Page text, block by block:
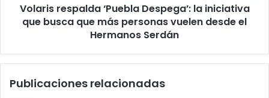
más
personas
el
Serdán
Volaris respalda ‘Puebla Despega’: la iniciativa
que busca que más personas vuelen desde el
Hermanos Serdán
Publicaciones relacionadas